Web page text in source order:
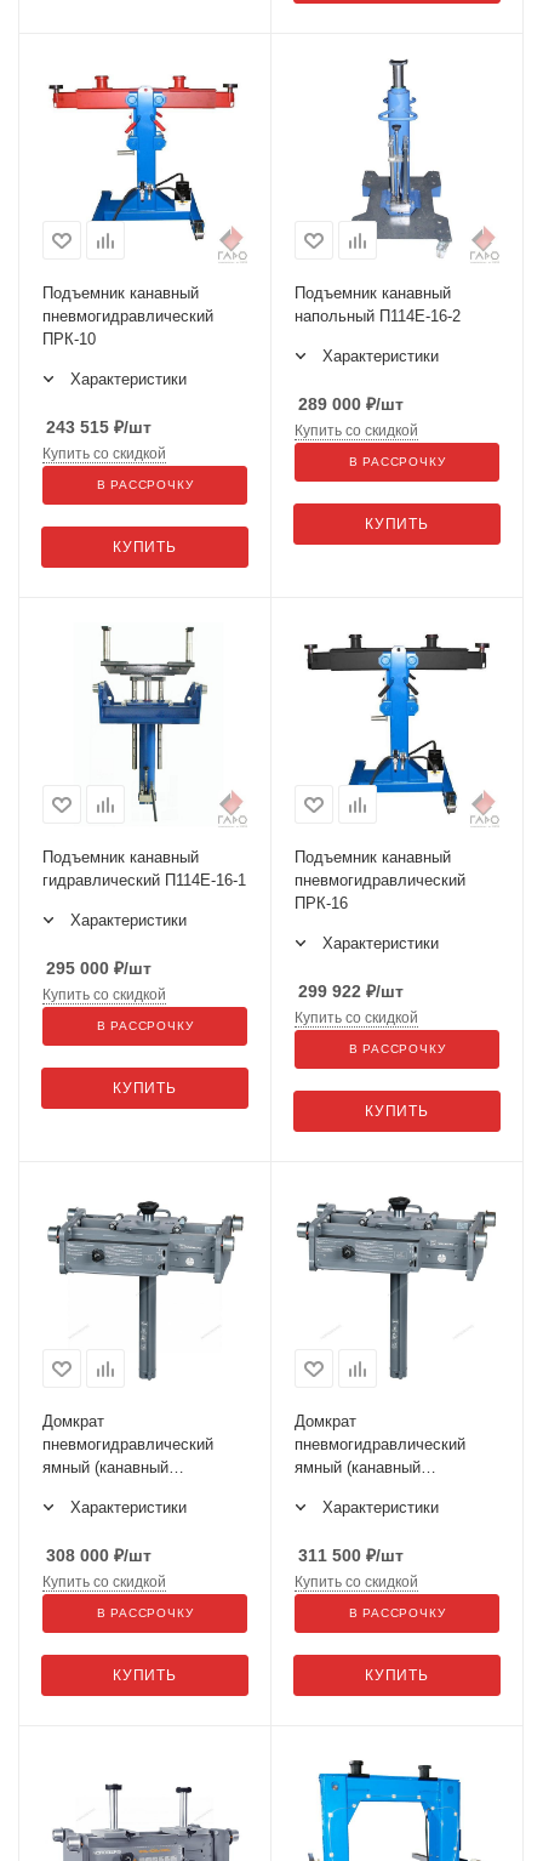
Подъемник канавный
пневмогидравлический
ПРК-10
Характеристики
243 515 ₽/шт
КУПИТЬ
Купить со скидкой
В РАССРОЧКУ
Подъемник канавный
напольный П114Е-16-2
Характеристики
289 000 ₽/шт
КУПИТЬ
Купить со скидкой
В РАССРОЧКУ
Подъемник канавный
гидравлический П114Е-16-1
Характеристики
295 000 ₽/шт
КУПИТЬ
Купить со скидкой
В РАССРОЧКУ
Подъемник канавный
пневмогидравлический
ПРК-16
Характеристики
299 922 ₽/шт
КУПИТЬ
Купить со скидкой
В РАССРОЧКУ
Домкрат
пневмогидравлический
ямный (канавный
Характеристики
308 000 ₽/шт
КУПИТЬ
Купить со скидкой
В РАССРОЧКУ
Домкрат
пневмогидравлический
ямный (канавный
N501TХарактеристики
311 500 ₽/шт
КУПИТЬ
Купить со скидкой
В РАССРОЧКУ